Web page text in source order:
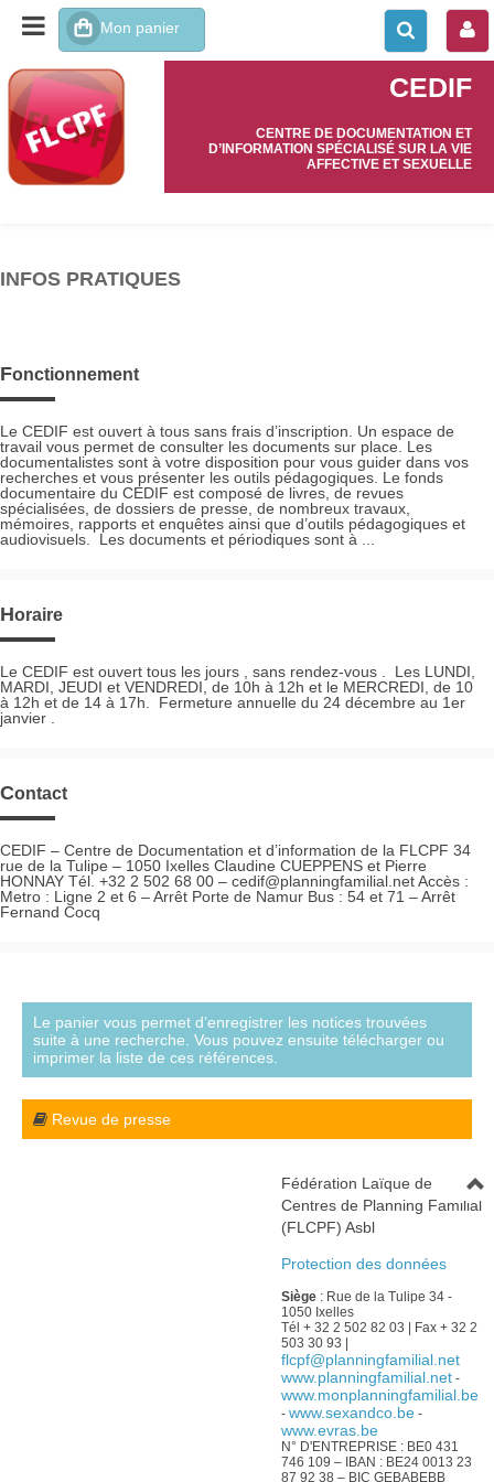
CEDIF
CENTRE DE DOCUMENTATION ET
D’INFORMATION SPÉCIALISÉ SUR LA VIE
AFFECTIVE ET SEXUELLE
INFOS PRATIQUES
Fonctionnement
Le CEDIF est ouvert à tous sans frais d’inscription. Un espace de
travail vous permet de consulter les documents sur place. Les
documentalistes sont à votre disposition pour vous guider dans vos
recherches et vous présenter les outils pédagogiques. Le fonds
documentaire du CEDIF est composé de livres, de revues
spécialisées, de dossiers de presse, de nombreux travaux,
mémoires, rapports et enquêtes ainsi que d’outils pédagogiques et
audiovisuels. Les documents et périodiques sont à ...
Horaire
Le CEDIF est ouvert tous les jours , sans rendez-vous . Les LUNDI,
MARDI, JEUDI et VENDREDI, de 10h à 12h et le MERCREDI, de 10
à 12h et de 14 à 17h. Fermeture annuelle du 24 décembre au 1er
janvier .
Contact
CEDIF – Centre de Documentation et d’information de la FLCPF 34
rue de la Tulipe – 1050 Ixelles Claudine CUEPPENS et Pierre
HONNAY Tél. +32 2 502 68 00 – cedif@planningfamilial.net Accès :
Metro : Ligne 2 et 6 – Arrêt Porte de Namur Bus : 54 et 71 – Arrêt
Fernand Cocq
Le panier vous permet d’enregistrer les notices trouvées
suite à une recherche. Vous pouvez ensuite télécharger ou
imprimer la liste de ces références.
Revue de presse
Fédération Laïque de
Centres de Planning Familial
(FLCPF) Asbl
Protection des données
Siège: Rue de la Tulipe 34 -
1050 Ixelles
Tél + 32 2 502 82 03 | Fax + 32 2
503 30 93 |
flcpf@planningfamilial.net
www.planningfamilial.net-
www.monplanningfamilial.be
- www.sexandco.be-
www.evras.be
N° D'ENTREPRISE : BE0 431
746 109 – IBAN : BE24 0013 23
87 92 38 – BIC GEBABEBB